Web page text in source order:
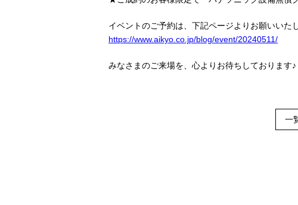
イベントのご予約は、下記ページよりお願いいた
https://www.aikyo.co.jp/blog/event/20240511/
みなさまのご来場を、心よりお待ちしております♪
一